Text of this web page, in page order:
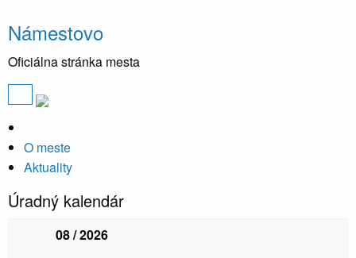
Námestovo
Oficiálna stránka mesta
O meste
Aktuality
Úradný kalendár
08 / 2026